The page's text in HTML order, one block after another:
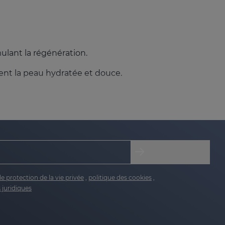
la régénération.
la peau hydratée et douce.
protection de la vie privée , politique des cookies ,
juridiques